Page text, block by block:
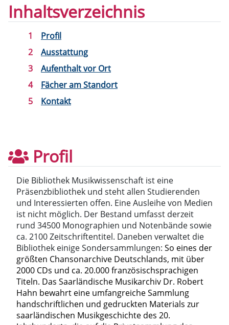
Inhaltsverzeichnis
Profil
Ausstattung
Aufenthalt vor Ort
Fächer am Standort
Kontakt
Profil
Die Bibliothek Musikwissenschaft ist eine
Präsenzbibliothek und steht allen Studierenden
und Interessierten offen. Eine Ausleihe von Medien
ist nicht möglich. Der Bestand umfasst derzeit
rund 34500 Monographien und Notenbände sowie
ca. 2100 Zeitschriftentitel. Daneben verwaltet die
Bibliothek einige Sondersammlungen: So eines der
größten Chansonarchive Deutschlands, mit über
2000 CDs und ca. 20.000 französischsprachigen
Titeln. Das Saarländische Musikarchiv Dr. Robert
Hahn bewahrt eine umfangreiche Sammlung
handschriftlichen und gedruckten Materials zur
saarländischen Musikgeschichte des 20.